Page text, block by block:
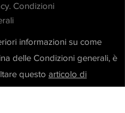
Condizioni
informazioni su come
delle Condizioni generali, è
questo articolo di